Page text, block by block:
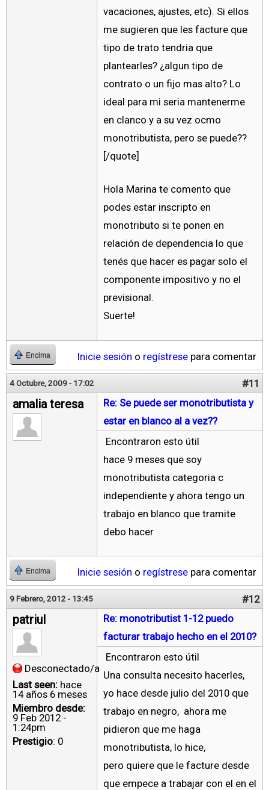
vacaciones, ajustes, etc). Si ellos
me sugieren que les facture que
tipo de trato tendria que
plantearles? ¿algun tipo de
contrato o un fijo mas alto? Lo
ideal para mi seria mantenerme
en clanco y a su vez ocmo
monotributista, pero se puede??
[/quote]
Hola Marina te comento que
podes estar inscripto en
monotributo si te ponen en
relación de dependencia lo que
tenés que hacer es pagar solo el
componente impositivo y no el
previsional.
Suerte!
Encima Inicie sesión o regístrese para comentar
4 Octubre, 2009 - 17:02 #11
amalia teresa
Re: Se puede ser monotributista y
estar en blanco al a vez??
Encontraron esto útil
hace 9 meses que soy
monotributista categoria c
independiente y ahora tengo un
trabajo en blanco que tramite
debo hacer
Encima Inicie sesión o regístrese para comentar
9 Febrero, 2012 - 13:45 #12
patriul
Desconectado/a
Last seen: hace
14 años 6 meses
Miembro desde:
9 Feb 2012 -
1:24pm
Prestigio: 0
Re: monotributist 1-12 puedo
facturar trabajo hecho en el 2010?
Encontraron esto útil
Una consulta necesito hacerles,
yo hace desde julio del 2010 que
trabajo en negro, ahora me
pidieron que me haga
monotributista, lo hice,
pero quiere que le facture desde
que empece a trabajar con el en el